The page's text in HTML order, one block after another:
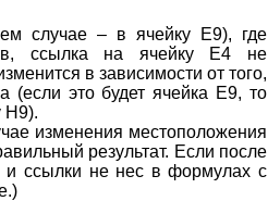
случае – в ячейку Е9), где
ссылка на ячейку Е4 не
в зависимости от того,
(если это будет ячейка Е9, то
Н9).
изменения местоположения
результат. Если после
и ссылки не нес в формулах с